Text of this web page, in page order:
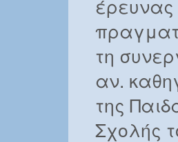
τη
αν.
της
Σχολής